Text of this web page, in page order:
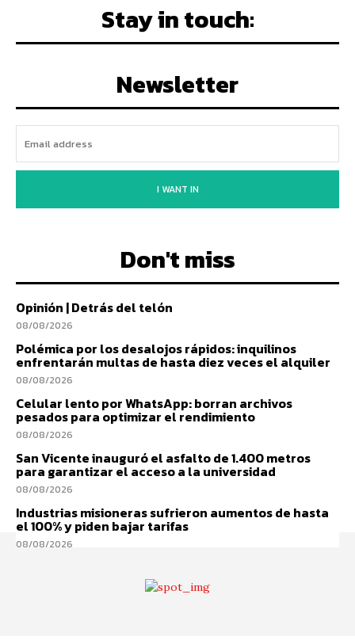
Stay in touch:
Newsletter
I WANT IN
Don't miss
Opinión | Detrás del telón
08/08/2026
Polémica por los desalojos rápidos: inquilinos
enfrentarán multas de hasta diez veces el alquiler
08/08/2026
Celular lento por WhatsApp: borran archivos
pesados para optimizar el rendimiento
08/08/2026
San Vicente inauguró el asfalto de 1.400 metros
para garantizar el acceso a la universidad
08/08/2026
Industrias misioneras sufrieron aumentos de hasta
el 100% y piden bajar tarifas
08/08/2026